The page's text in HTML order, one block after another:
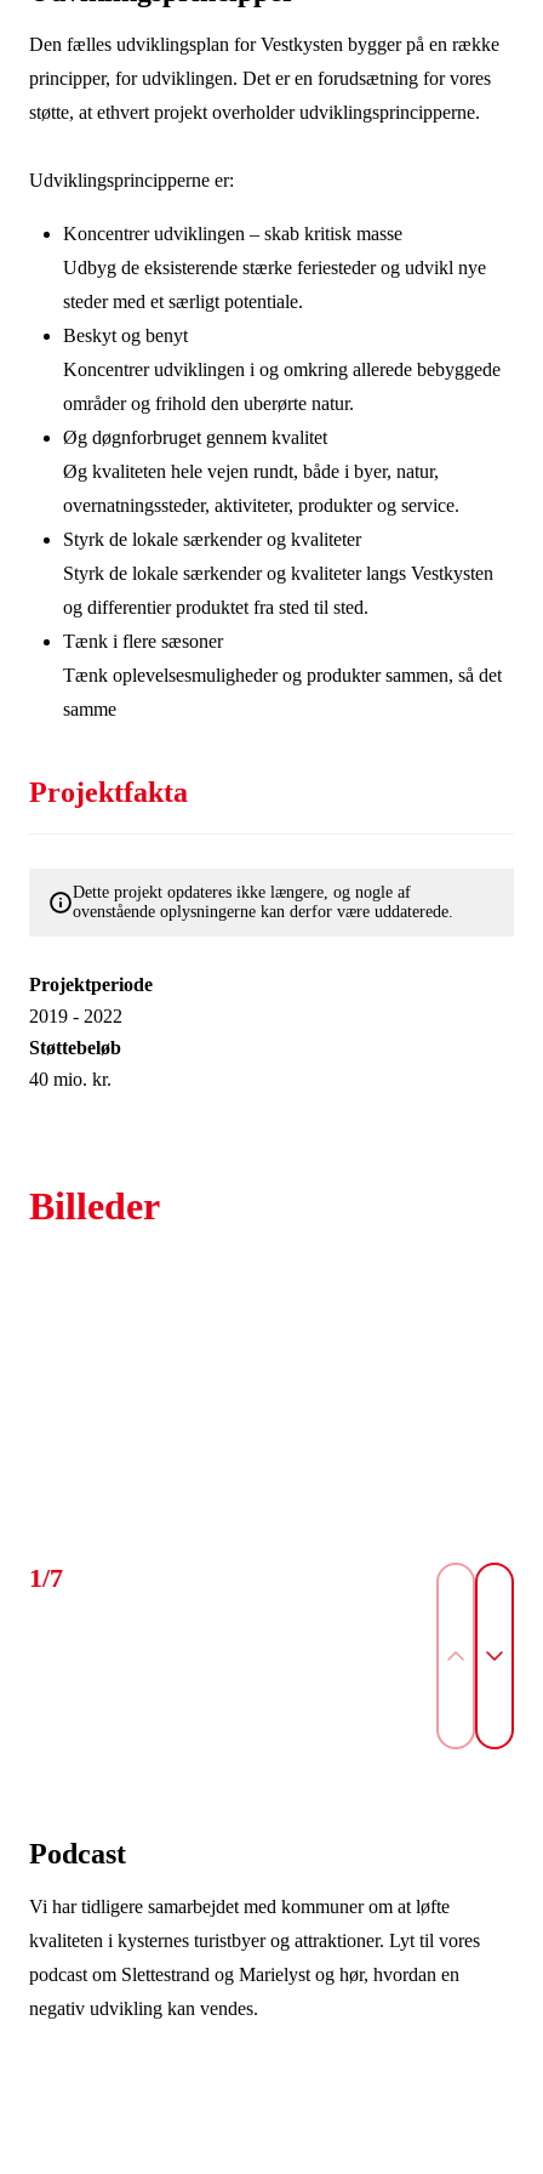
Den fælles udviklingsplan for Vestkysten bygger på en række
principper, for udviklingen. Det er en forudsætning for vores
støtte, at ethvert projekt overholder udviklingsprincipperne.
Udviklingsprincipperne er:
Koncentrer udviklingen – skab kritisk masse
Udbyg de eksisterende stærke feriesteder og udvikl nye
steder med et særligt potentiale.
Beskyt og benyt
Koncentrer udviklingen i og omkring allerede bebyggede
områder og frihold den uberørte natur.
Øg døgnforbruget gennem kvalitet
Øg kvaliteten hele vejen rundt, både i byer, natur,
overnatningssteder, aktiviteter, produkter og service.
Styrk de lokale særkender og kvaliteter
Styrk de lokale særkender og kvaliteter langs Vestkysten
og differentier produktet fra sted til sted.
Tænk i flere sæsoner
Tænk oplevelsesmuligheder og produkter sammen, så det
samme
Projektfakta
Dette projekt opdateres ikke længere, og nogle af
ovenstående oplysningerne kan derfor være uddaterede.
Projektperiode
2019 - 2022
Støttebeløb
40 mio. kr.
Billeder
1/7
Podcast
Vi har tidligere samarbejdet med kommuner om at løfte
kvaliteten i kysternes turistbyer og attraktioner. Lyt til vores
podcast om Slettestrand og Marielyst og hør, hvordan en
negativ udvikling kan vendes.